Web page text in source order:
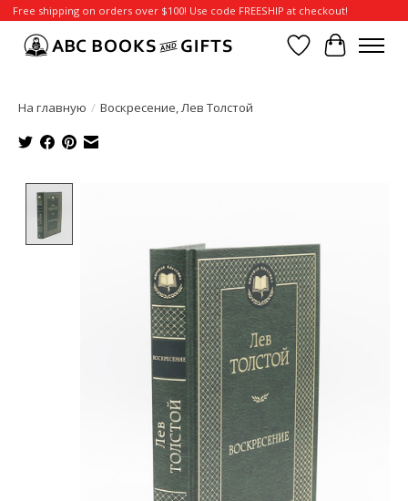
Free shipping on orders over $100! Use code FREESHIP at checkout!
Отложенные
Корзина
На главную / Воскресение, Лев Толстой